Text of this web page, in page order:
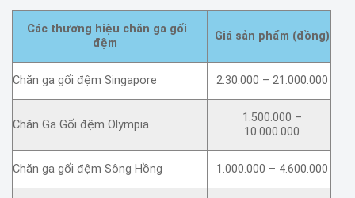
Các thương hiệu chăn ga gối
đệm
Giá sản phẩm (đồng)
Chăn ga gối đệm Singapore 2.30.000 – 21.000.000
Chăn Ga Gối đệm Olympia
1.500.000 –
10.000.000
Chăn ga gối đệm Sông Hồng 1.000.000 – 4.600.000